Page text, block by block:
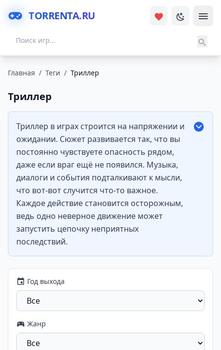
TORRENTA.RU
Главная / Теги / Триллер
Триллер
Триллер в играх строится на напряжении и
ожидании. Сюжет развивается так, что вы
постоянно чувствуете опасность рядом,
даже если враг ещё не появился. Музыка,
диалоги и события подталкивают к мысли,
что вот-вот случится что-то важное.
Каждое действие становится осторожным,
ведь одно неверное движение может
запустить цепочку неприятных
последствий.
Год выхода
Жанр